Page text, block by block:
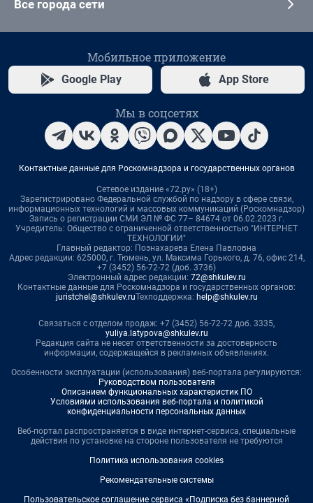
Все города сети
Мобильное приложение
Google Play App Store
Мы в соцсетях
Контактные данные для Роскомнадзора и государственных органов
Сетевое издание «72.ру» (18+)
Зарегистрировано Федеральной службой по надзору в сфере связи,
информационных технологий и массовых коммуникаций (Роскомнадзор)
Запись о регистрации СМИ ЭЛ № ФС 77– 84674 от 06.02.2023 г.
Учредитель: Общество с ограниченной ответственностью "ИНТЕРНЕТ
ТЕХНОЛОГИИ"
Главный редактор: Познахарева Елена Павловна
Адрес редакции: 625000, г. Тюмень, ул. Максима Горького, д. 76, офис 214,
+7 (3452) 56-72-72 (доб. 3736)
Электронный адрес редакции: 72@shkulev.ru
Контактные данные для Роскомнадзора и государственных органов:
juristchel@shkulev.ruТехподдержка: help@shkulev.ru
Связаться с отделом продаж: +7 (3452) 56-72-72 доб. 3335,
yuliya.latypova@shkulev.ru
Редакция сайта не несет ответственности за достоверность
информации, содержащейся в рекламных объявлениях.
Особенности эксплуатации (использования) веб-портала регулируются:
Руководством пользователя
Описанием функциональных характеристик ПО
Условиями использования веб-портала и политикой
конфиденциальности персональных данных
Веб-портал распространяется в виде интернет-сервиса, специальные
действия по установке на стороне пользователя не требуются
Политика использования cookies
Рекомендательные системы
Пользовательское соглашение сервиса «Подписка без баннерной